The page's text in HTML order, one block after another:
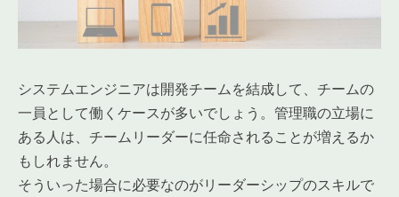
システムエンジニアは開発チームを結成して、チームの
一員として働くケースが多いでしょう。管理職の立場に
ある人は、チームリーダーに任命されることが増えるか
もしれません。
そういった場合に必要なのがリーダーシップのスキルで